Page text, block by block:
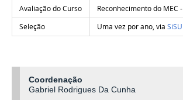
Avaliação do Curso
Reconhecimento do MEC -
Seleção
Uma vez por ano, viaSiSU
Coordenação
Gabriel Rodrigues Da Cunha